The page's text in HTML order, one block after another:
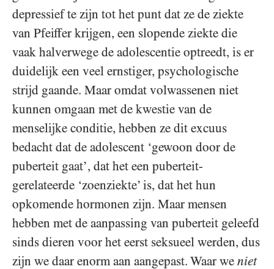
depressief te zijn tot het punt dat ze de ziekte
van Pfeiffer krijgen, een slopende ziekte die
vaak halverwege de adolescentie optreedt, is er
duidelijk een veel ernstiger, psychologische
strijd gaande. Maar omdat volwassenen niet
kunnen omgaan met de kwestie van de
menselijke conditie, hebben ze dit excuus
bedacht dat de adolescent ‘gewoon door de
puberteit gaat’, dat het een puberteit-
gerelateerde ‘zoenziekte’ is, dat het hun
opkomende hormonen zijn. Maar mensen
hebben met de aanpassing van puberteit geleefd
sinds dieren voor het eerst seksueel werden, dus
zijn we daar enorm aan aangepast. Waar we niet